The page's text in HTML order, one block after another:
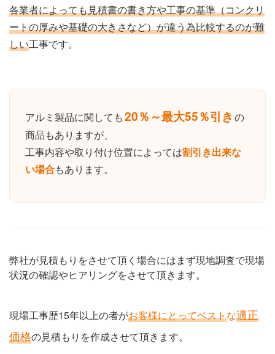
各業者によっても見積書の書き方や工事の基準（コンクリ
ートの厚みや基礎の大きさなど）が違う為比較するのが難
しい工事です。
アルミ製品に関しても20％～最大55％引き の
商品もありますが、
工事内容や取り付け位置によっては割引き出来な
い場合もあります。
弊社が見積もりをさせて頂く場合にはまず現地調査で現場
状況の確認やヒアリングをさせて頂きます。
現場工事歴15年以上の者がお客様にとってベストな適正
価格の見積もりを作成させて頂きます。